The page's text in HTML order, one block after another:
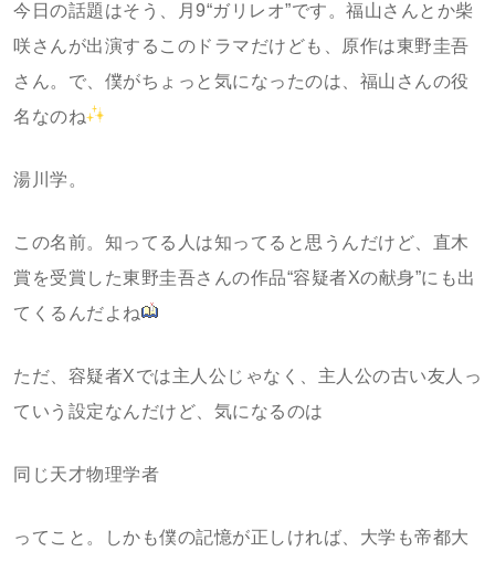
今日の話題はそう、月9“ガリレオ”です。福山さんとか柴
咲さんが出演するこのドラマだけども、原作は東野圭吾
さん。で、僕がちょっと気になったのは、福山さんの役
名なのね
湯川学。
この名前。知ってる人は知ってると思うんだけど、直木
賞を受賞した東野圭吾さんの作品“容疑者Xの献身”にも出
てくるんだよね
ただ、容疑者Xでは主人公じゃなく、主人公の古い友人っ
ていう設定なんだけど、気になるのは
同じ天才物理学者
ってこと。しかも僕の記憶が正しければ、大学も帝都大